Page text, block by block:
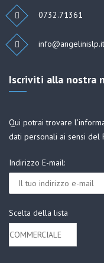
0732.71361
info@angelinislp.it
Iscriviti alla nostra
Qui potrai trovare
dati personali ai sensi del
Indirizzo E-mail:
Scelta della lista